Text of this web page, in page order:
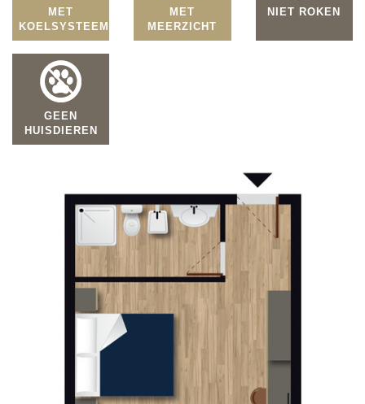
MET
KOELSYSTEEM
MET
MEERZICHT
NIET ROKEN
GEEN
HUISDIEREN